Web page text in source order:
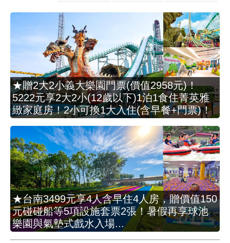
★贈2大2小義大樂園門票(價值2958元)！
5222元享2大2小(12歲以下)1泊1食住菁英雅
緻家庭房！2小可換1大入住(含早餐+門票)！
★台南3499元享4人含早住4人房，贈價值150
元碰碰船等5項設施套票2張！暑假再享球池
樂園與氣墊式戲水入場...